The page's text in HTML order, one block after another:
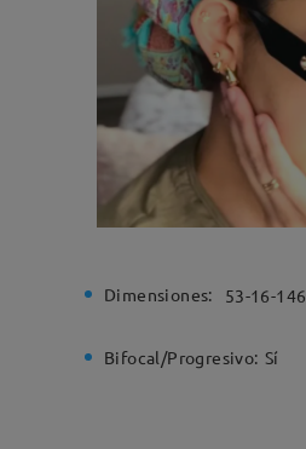
Dimensiones: 53-16-146
Bifocal/Progresivo: Sí